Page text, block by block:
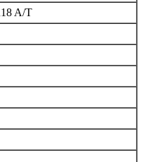
A/T